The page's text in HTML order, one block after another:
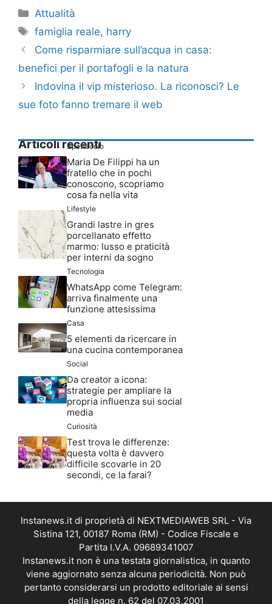
Categorie
Attualità
Tag
famiglia reale, harry
Come risparmiare sull’acqua in casa:
benefici per il portafogli e la natura
Indovina il vip misterioso. La riconosci? Le
sue foto fanno tremare il web
Articoli recenti
Spettacolo
Maria De Filippi ha un
fratello che in pochi
conoscono, scopriamo
cosa fa nella vita
Lifestyle
Grandi lastre in gres
porcellanato effetto
marmo: lusso e praticità
per interni da sogno
Tecnologia
WhatsApp come Telegram:
arriva finalmente una
funzione attesissima
Casa
5 elementi da ricercare in
una cucina contemporanea
Social
Da creator a icona:
strategie per ampliare la
propria influenza sui social
media
Curiosità
Test trova le differenze:
questa volta è davvero
difficile scovarle in 20
secondi, ce la farai?
Instanews.it di proprietà di NEXTMEDIAWEB SRL - Via
Sistina 121, 00187 Roma (RM) - Codice Fiscale e
Partita I.V.A. 09689341007
Instanews.it non è una testata giornalistica, in quanto
viene aggiornato senza alcuna periodicità. Non può
pertanto considerarsi un prodotto editoriale ai sensi
della legge n. 62 del 07.03.2001